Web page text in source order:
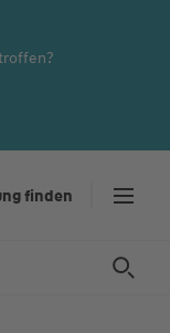
finden